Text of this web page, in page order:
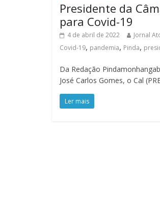
Presidente da
para Covid-19
4 de abril de 2022 Jornal
Covid-19, pandemia, Pinda,
Da Redação
José Carlos Gomes, o Cal
Ler mais